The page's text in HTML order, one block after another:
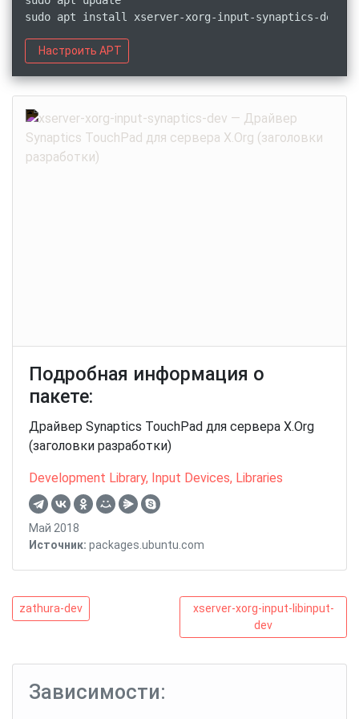
sudo apt install xserver-xorg-input-synaptics-dev
Настроить APT
Подробная информация о
пакете:
Драйвер Synaptics TouchPad для сервера X.Org
(заголовки разработки)
Development Library, Input Devices, Libraries
Май 2018
Источник: packages.ubuntu.com
Навигация
zathura-
dev
zathura-dev
xserver-
input-
libinput-
xserver-xorg-input-libinput-
dev
Зависимости: